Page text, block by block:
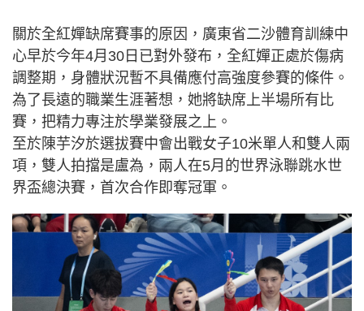
關於全紅嬋缺席賽事的原因，廣東省二沙體育訓練中
心早於今年4月30日已對外發布，全紅嬋正處於傷病
調整期，身體狀況暫不具備應付高強度參賽的條件。
為了長遠的職業生涯著想，她將缺席上半場所有比
賽，把精力專注於學業發展之上。
至於陳芋汐於選拔賽中會出戰女子10米單人和雙人兩
項，雙人拍擋是盧為，兩人在5月的世界泳聯跳水世
界盃總決賽，首次合作即奪冠軍。